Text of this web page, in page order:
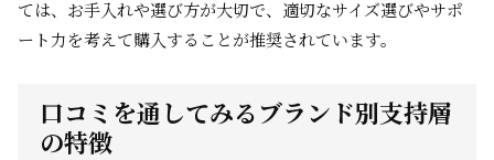
ては、お手入れや選び方が大切で、適切なサイズ選びやサポ
ート力を考えて購入することが推奨されています。
口コミを通してみるブランド別支持層
の特徴